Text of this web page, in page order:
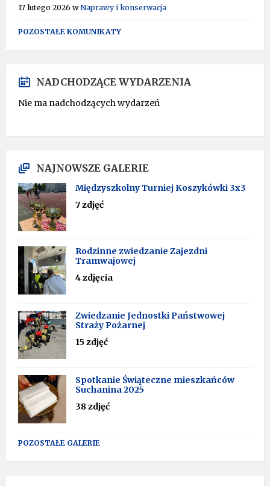
17 lutego 2026 wNaprawy i konserwacja
POZOSTAŁE KOMUNIKATY
NADCHODZĄCE WYDARZENIA
Nie ma nadchodzących wydarzeń
NAJNOWSZE GALERIE
Międzyszkolny Turniej Koszykówki 3x3
7 zdjęć
Rodzinne zwiedzanie Zajezdni
Tramwajowej
4 zdjęcia
Zwiedzanie Jednostki Państwowej
Straży Pożarnej
15 zdjęć
Spotkanie Świąteczne mieszkańców
Suchanina 2025
38 zdjęć
POZOSTAŁE GALERIE